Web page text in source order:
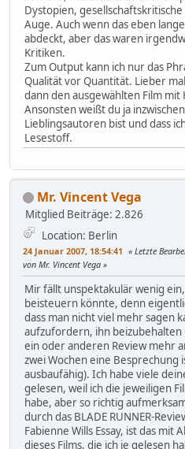
Dystopien,
Auge. Auch wenn das eben
abdeckt, aber das waren
Kritiken.
Zum Output kann ich nur das
Qualität vor Quantität. Lieber
dann den ausgewählten Film
Ansonsten weißt du ja
Lieblingsautoren bist und dass
Lesestoff.
Mr. Vincent Vega
Mitglied Beiträge: 2.826
Location: Berlin
24 Januar 2007, 18:54:41 Letzte
von Mr. Vincent Vega
Mir fällt unspektakulär wenig
beisteuern könnte, denn
dass man nicht viel mehr sagen
aufzufordern, ihn beizubehalten
ein oder anderen Review mehr
zwei Wochen eine Besprechung
ausbaufähig). Ich habe viele
gelesen, weil ich die jeweiligen
habe, aber so richtig
durch das BLADE RUNNER-
Fabienne Wills Essay, ist das mit
dieses Films, die ich je gelesen